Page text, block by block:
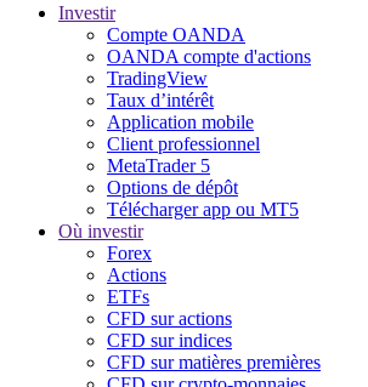
Investir
Compte OANDA
OANDA compte d'actions
TradingView
Taux d’intérêt
Application mobile
Client professionnel
MetaTrader 5
Options de dépôt
Télécharger app ou MT5
Où investir
Forex
Actions
ETFs
CFD sur actions
CFD sur indices
CFD sur matières premières